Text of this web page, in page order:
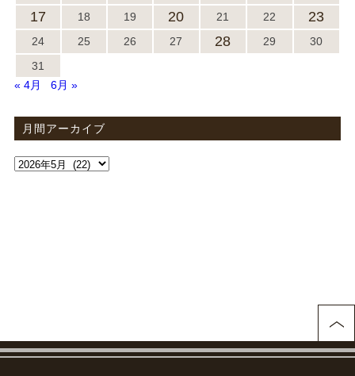
17 18 19 20 21 22 23
24 25 26 27 28 29
30
31
« 4月
6月 »
月間アーカイブ